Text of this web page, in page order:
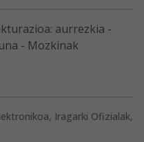
aurrezkia -
- Mozkinak
Iragarki Ofizialak,